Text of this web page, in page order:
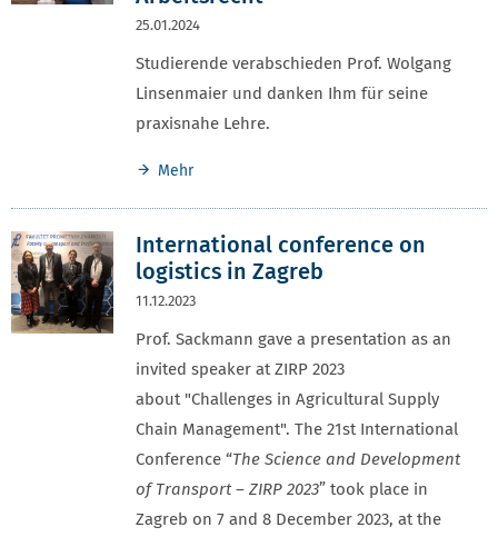
25.01.2024
Studierende verabschieden Prof. Wolgang
Linsenmaier und danken Ihm für seine
praxisnahe Lehre.
Mehr
International conference on
logistics in Zagreb
11.12.2023
Prof. Sackmann gave a presentation as an
invited speaker at ZIRP 2023
about "Challenges in Agricultural Supply
Chain Management". The 21st International
Conference “The Science and Development
of Transport – ZIRP 2023” took place in
Zagreb on 7 and 8 December 2023, at the